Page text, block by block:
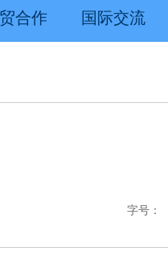
合作 国际交流
字号：